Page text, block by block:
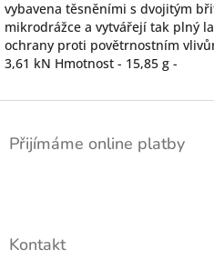
vybavena těsněními s dvojitým
mikrodrážce a vytvářejí tak plný
ochrany proti povětrnostním
3,61 kN Hmotnost - 15,85 g -
Z
Přijímáme online platby
Kontakt